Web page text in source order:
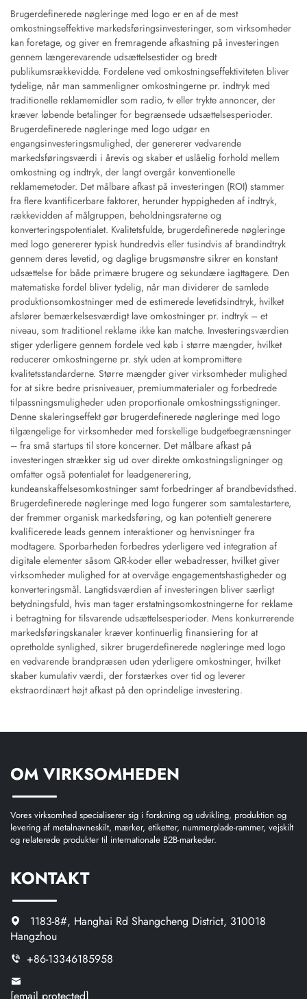
Brugerdefinerede nøgleringe med logo er en af de mest
omkostningseffektive markedsføringsinvesteringer, som virksomheder
kan foretage, og giver en fremragende afkastning på investeringen
gennem længerevarende udsættelsestider og bredt
publikumsrækkevidde. Fordelene ved omkostningseffektiviteten bliver
tydelige, når man sammenligner omkostningerne pr. indtryk med
traditionelle reklamemidler som radio, tv eller trykte annoncer, der
kræver løbende betalinger for begrænsede udsættelsesperioder.
Brugerdefinerede nøgleringe med logo udgør en
engangsinvesteringsmulighed, der genererer vedvarende
markedsføringsværdi i årevis og skaber et uslåelig forhold mellem
omkostning og indtryk, der langt overgår konventionelle
reklamemetoder. Det målbare afkast på investeringen (ROI) stammer
fra flere kvantificerbare faktorer, herunder hyppigheden af indtryk,
rækkevidden af målgruppen, beholdningsraterne og
konverteringspotentialet. Kvalitetsfulde, brugerdefinerede nøgleringe
med logo genererer typisk hundredvis eller tusindvis af brandindtryk
gennem deres levetid, og daglige brugsmønstre sikrer en konstant
udsættelse for både primære brugere og sekundære iagttagere. Den
matematiske fordel bliver tydelig, når man dividerer de samlede
produktionsomkostninger med de estimerede levetidsindtryk, hvilket
afslører bemærkelsesværdigt lave omkostninger pr. indtryk – et
niveau, som traditionel reklame ikke kan matche. Investeringsværdien
stiger yderligere gennem fordele ved køb i større mængder, hvilket
reducerer omkostningerne pr. styk uden at kompromittere
kvalitetsstandarderne. Større mængder giver virksomheder mulighed
for at sikre bedre prisniveauer, premiummaterialer og forbedrede
tilpassningsmuligheder uden proportionale omkostningsstigninger.
Denne skaleringseffekt gør brugerdefinerede nøgleringe med logo
tilgængelige for virksomheder med forskellige budgetbegrænsninger
– fra små startups til store koncerner. Det målbare afkast på
investeringen strækker sig ud over direkte omkostningsligninger og
omfatter også potentialet for leadgenerering,
kundeanskaffelsesomkostninger samt forbedringer af brandbevidsthed.
Brugerdefinerede nøgleringe med logo fungerer som samtalestartere,
der fremmer organisk markedsføring, og kan potentielt generere
kvalificerede leads gennem interaktioner og henvisninger fra
modtagere. Sporbarheden forbedres yderligere ved integration af
digitale elementer såsom QR-koder eller webadresser, hvilket giver
virksomheder mulighed for at overvåge engagementshastigheder og
konverteringsmål. Langtidsværdien af investeringen bliver særligt
betydningsfuld, hvis man tager erstatningsomkostningerne for reklame
i betragtning for tilsvarende udsættelsesperioder. Mens konkurrerende
markedsføringskanaler kræver kontinuerlig finansiering for at
opretholde synlighed, sikrer brugerdefinerede nøgleringe med logo
en vedvarende brandpræsen uden yderligere omkostninger, hvilket
skaber kumulativ værdi, der forstærkes over tid og leverer
ekstraordinært højt afkast på den oprindelige investering.
OM VIRKSOMHEDEN
Vores virksomhed specialiserer sig i forskning og udvikling, produktion og
levering af metalnavneskilt, mærker, etiketter, nummerplade-rammer, vejskilt
og relaterede produkter til internationale B2B-markeder.
KONTAKT
1183-8#, Hanghai Rd Shangcheng District, 310018
Hangzhou
+86-13346185958
[email protected]